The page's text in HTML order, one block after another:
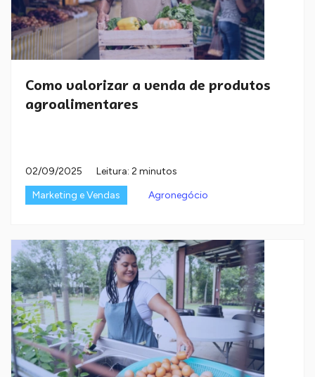
Como valorizar a venda de produtos
agroalimentares
02/09/2025
Leitura: 2 minutos
Marketing e Vendas
Agronegócio